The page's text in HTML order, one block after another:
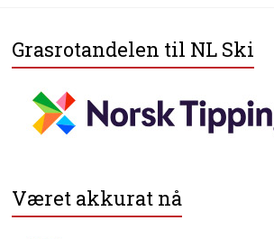
Grasrotandelen til NL Ski
Været akkurat nå